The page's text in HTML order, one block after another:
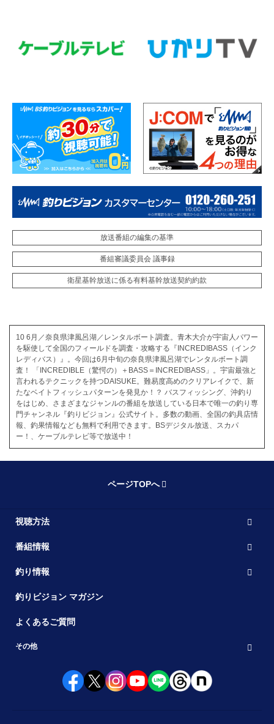
放送番組の編集の基準
番組審議委員会 議事録
衛星基幹放送に係る有料基幹放送契約約款
10 6月／奈良県津風呂湖／レンタルボート調査。青木大介が宇宙人パワー
を駆使して全国のフィールドを調査・攻略する『INCREDIBASS（インク
レディバス）』。今回は6月中旬の奈良県津風呂湖でレンタルボート調
査！ 「INCREDIBLE（驚愕の）＋BASS＝INCREDIBASS」。宇宙最強と
言われるテクニックを持つDAISUKE。難易度高めのクリアレイクで、新
たなベイトフィッシュパターンを発見か！？ バスフィッシング、沖釣り
をはじめ、さまざまなジャンルの番組を放送している日本で唯一の釣り専
門チャンネル『釣りビジョン』公式サイト。多数の動画、全国の釣具店情
報、釣果情報なども無料で利用できます。BSデジタル放送、スカパ
ー！、ケーブルテレビ等で放送中！
ページTOPへ
視聴方法
番組情報
釣り情報
釣りビジョン マガジン
よくあるご質問
その他